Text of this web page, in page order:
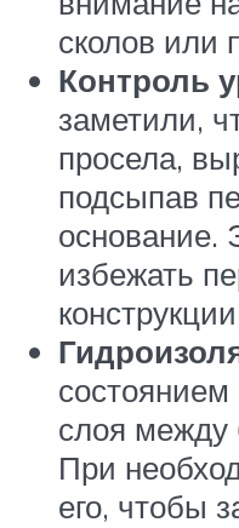
сколов или
Контроль
заметили,
просела,
подсыпав
основание.
избежать
состоянием
слоя между
При
его, чтобы